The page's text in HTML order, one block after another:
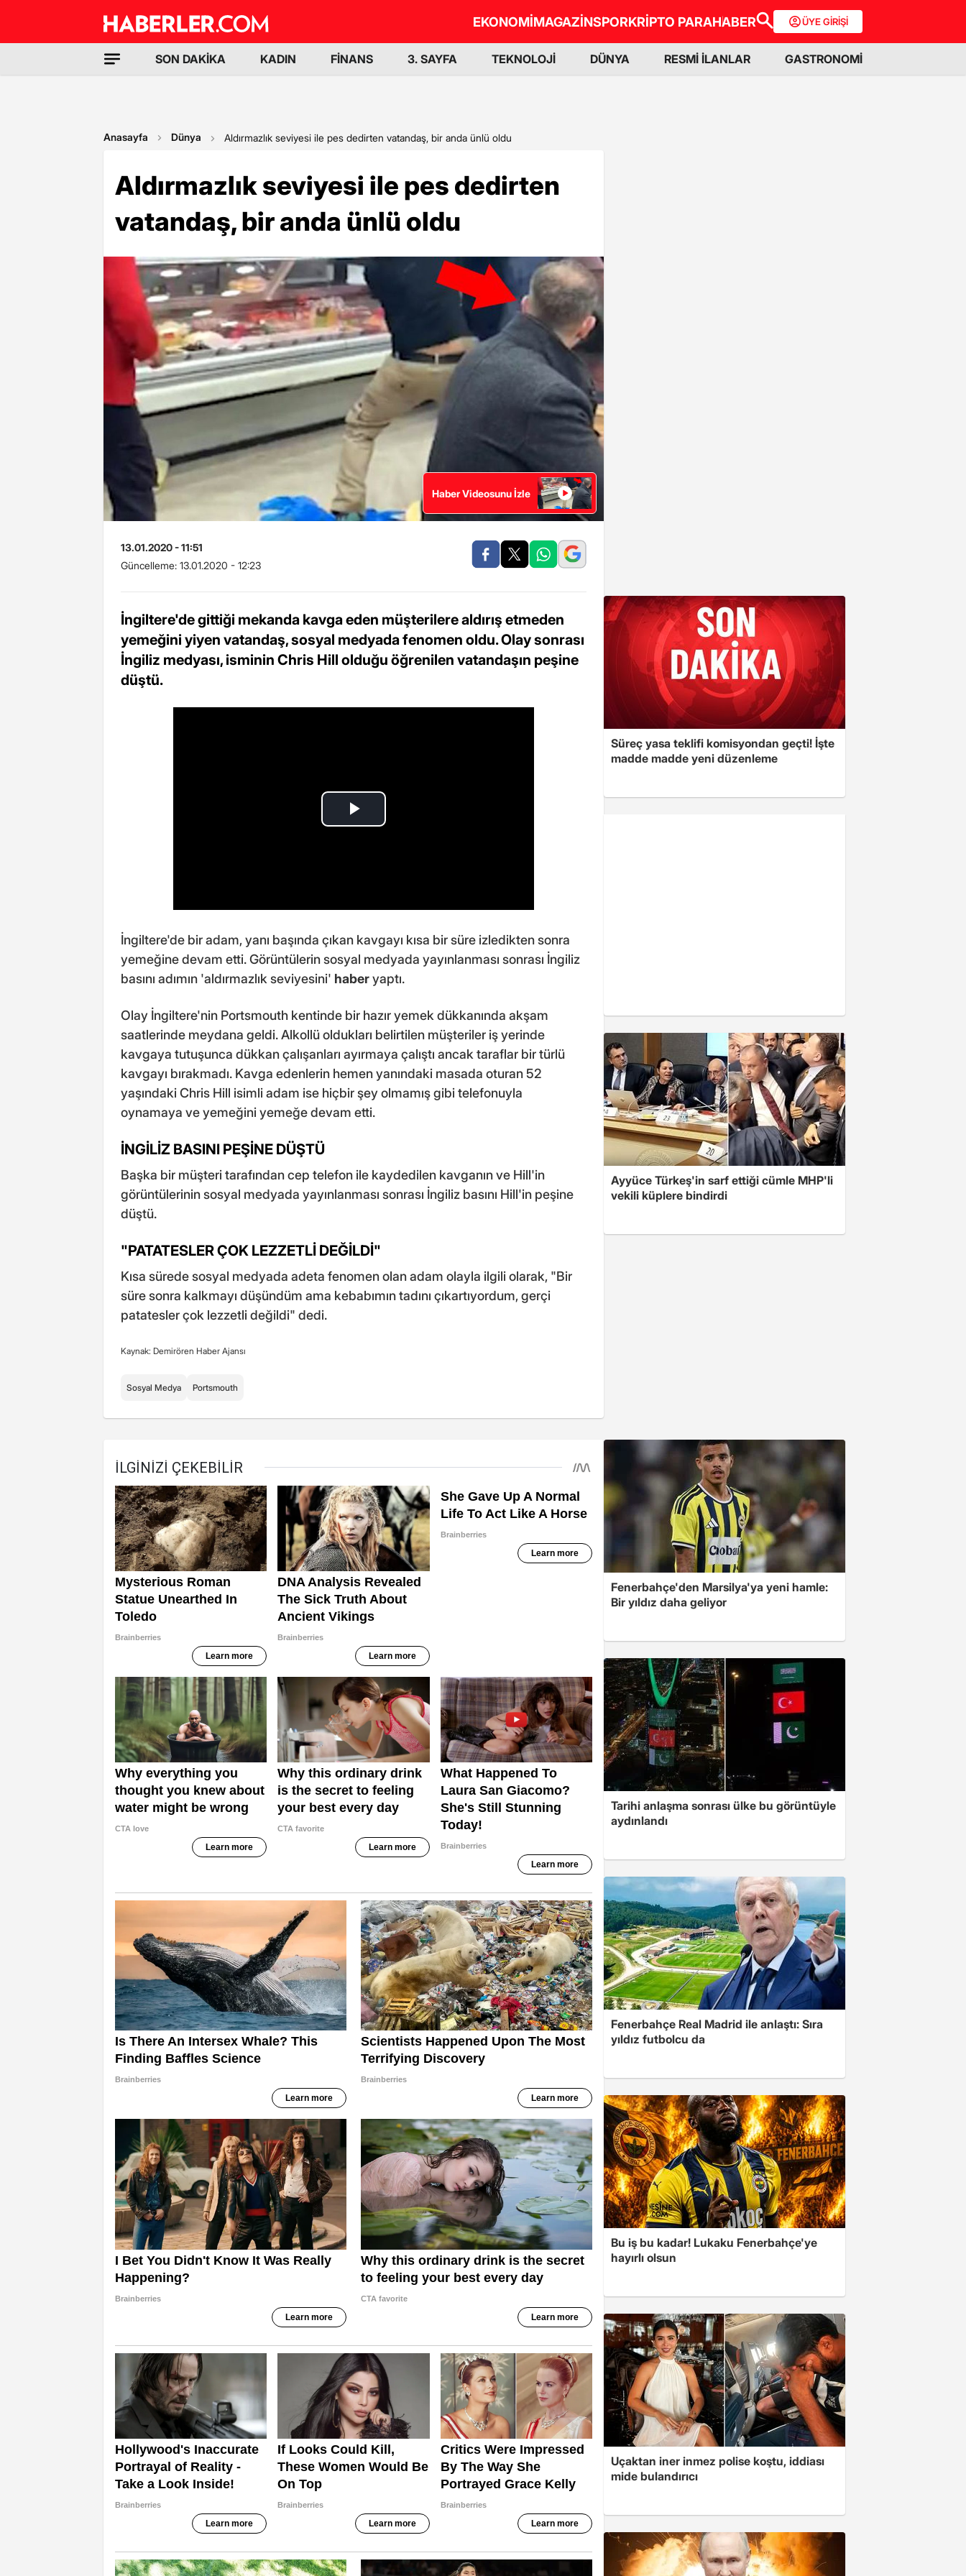
EKONOMİMAGAZİNSPORKRİPTO PARAHABER ÜYE GİRİŞİ
SON DAKİKA KADIN FİNANS 3. SAYFA TEKNOLOJİ DÜNYA RESMİ İLANLAR GASTRONOMİ
Anasayfa Dünya Aldırmazlık seviyesi ile pes dedirten vatandaş, bir anda ünlü oldu
Aldırmazlık seviyesi ile pes dedirten
vatandaş, bir anda ünlü oldu
Haber Videosunu İzle
13.01.2020 - 11:51
Güncelleme: 13.01.2020 - 12:23
İngiltere'de gittiği mekanda kavga eden müşterilere aldırış etmeden
yemeğini yiyen vatandaş, sosyal medyada fenomen oldu. Olay sonrası
İngiliz medyası, isminin Chris Hill olduğu öğrenilen vatandaşın peşine
düştü.
İngiltere'de bir adam, yanı başında çıkan kavgayı kısa bir süre izledikten sonra
yemeğine devam etti. Görüntülerin sosyal medyada yayınlanması sonrası İngiliz
basını adımın 'aldırmazlık seviyesini' haberyaptı.
Olay İngiltere'nin Portsmouth kentinde bir hazır yemek dükkanında akşam
saatlerinde meydana geldi. Alkollü oldukları belirtilen müşteriler iş yerinde
kavgaya tutuşunca dükkan çalışanları ayırmaya çalıştı ancak taraflar bir türlü
kavgayı bırakmadı. Kavga edenlerin hemen yanındaki masada oturan 52
yaşındaki Chris Hill isimli adam ise hiçbir şey olmamış gibi telefonuyla
oynamaya ve yemeğini yemeğe devam etti.
İNGİLİZ BASINI PEŞİNE DÜŞTÜ
Başka bir müşteri tarafından cep telefon ile kaydedilen kavganın ve Hill'in
görüntülerinin sosyal medyada yayınlanması sonrası İngiliz basını Hill'in peşine
düştü.
"PATATESLER ÇOK LEZZETLİ DEĞİLDİ"
Kısa sürede sosyal medyada adeta fenomen olan adam olayla ilgili olarak, "Bir
süre sonra kalkmayı düşündüm ama kebabımın tadını çıkartıyordum, gerçi
patatesler çok lezzetli değildi" dedi.
Kaynak: Demirören Haber Ajansı
Sosyal Medya Portsmouth
Süreç yasa teklifi komisyondan geçti! İşte
madde madde yeni düzenleme
Ayyüce Türkeş'in sarf ettiği cümle MHP'li
vekili küplere bindirdi
Fenerbahçe'den Marsilya'ya yeni hamle:
Bir yıldız daha geliyor
Tarihi anlaşma sonrası ülke bu görüntüyle
aydınlandı
Fenerbahçe Real Madrid ile anlaştı: Sıra
yıldız futbolcu da
Bu iş bu kadar! Lukaku Fenerbahçe'ye
hayırlı olsun
Uçaktan iner inmez polise koştu, iddiası
mide bulandırıcı